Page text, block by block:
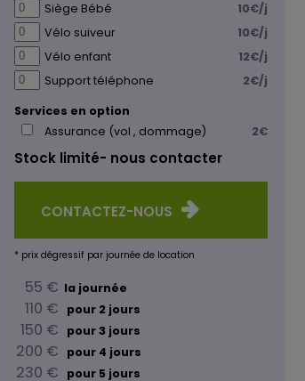
Siège Bébé
10€/j
Vélo suiveur
10€/j
Vélo enfant
12€/j
Support téléphone
2€/j
Services en option
Assurance (vol , dommage)
2€
Stock limité- nous contacter
CONTACTEZ-NOUS
* prix dégressif par journée de location
55 € la journée
110 € pour 2 jours
150 € pour 3 jours
200 € pour 4 jours
230 € pour 5 jours